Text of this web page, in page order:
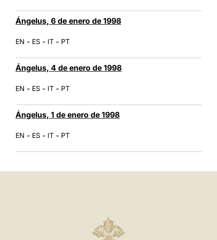
Ángelus, 6 de enero de 1998
EN - ES - IT - PT
Ángelus, 4 de enero de 1998
EN - ES - IT - PT
Ángelus, 1 de enero de 1998
EN - ES - IT - PT